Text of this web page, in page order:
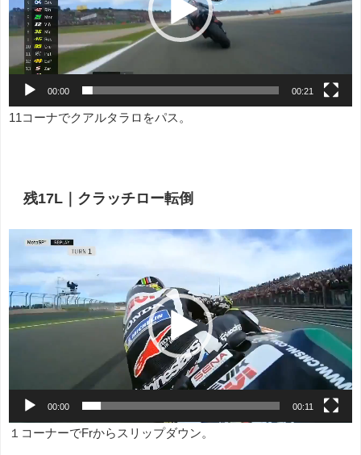
ー
ヤ
00:00 00:21
11コーナでクアルタラロをパス。
残17L｜クラッチロー転倒
プ
レ
ー
00:00 00:11
１コーナーでFrからスリップダウン。